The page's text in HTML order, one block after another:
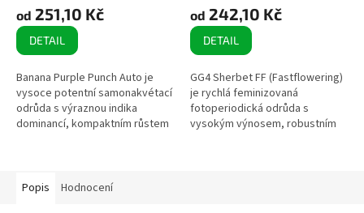
od 251,10 Kč
DETAIL
Banana Purple Punch Auto je
vysoce potentní samonakvétací
odrůda s výraznou indika
dominancí, kompaktním růstem
od 242,10 Kč
DETAIL
GG4 Sherbet FF (Fastflowering)
je rychlá feminizovaná
fotoperiodická odrůda s
vysokým výnosem, robustním
Popis
Hodnocení